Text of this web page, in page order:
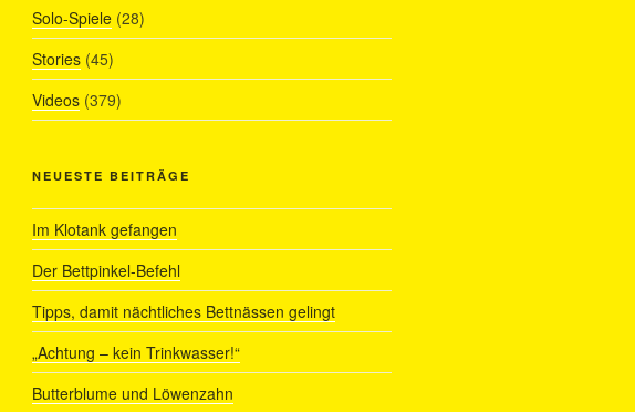
Solo-Spiele(28)
Stories(45)
Videos(379)
NEUESTE BEITRÄGE
Im Klotank gefangen
Der Bettpinkel-Befehl
Tipps, damit nächtliches Bettnässen gelingt
„Achtung – kein Trinkwasser!“
Butterblume und Löwenzahn